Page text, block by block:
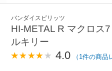
バンダイスピリッツ
HI-METAL R マクロス
ルキリー
4.0 （1件の商品